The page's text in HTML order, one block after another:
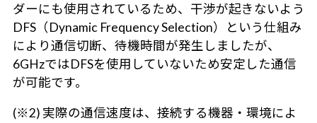
ダーにも使用されているため、干渉が起きないよう
DFS（Dynamic Frequency Selection）という仕組み
により通信切断、待機時間が発生しましたが、
6GHzではDFSを使用していないため安定した通信
が可能です。
(※2) 実際の通信速度は、接続する機器・環境によ